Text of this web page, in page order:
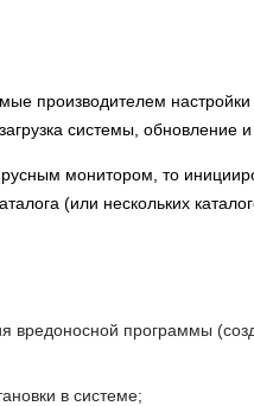
производителем
системы, обновление и
монитором, то
(или нескольких
вредоносной программы
в системе;